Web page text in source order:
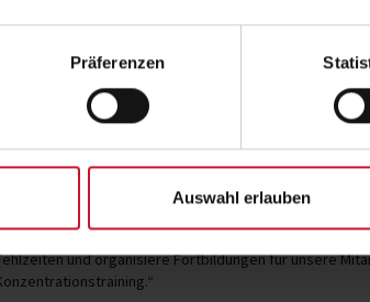
Präferenzen
Auswahl erlauben
Nach dem Bachelor folgte für Katharina nahtlos der
Masterstudiengang Prävention und
„Ich wollte mich noch nicht zu früh festlegen, wohin es
Gesundheit geschrieben – und da war klar: Ich möchte ins
im
Heute arbeitet Katharina bei der Stadt Würselen – in
und Personalentwicklung. Ich
und organisiere Fortbildungen für unsere